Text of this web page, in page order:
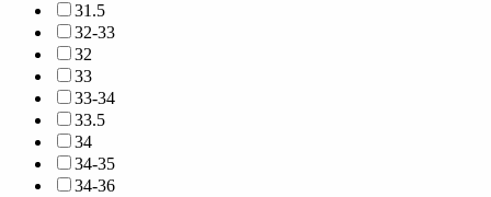
31.5
32-33
32
33
33-34
33.5
34
34-35
34-36